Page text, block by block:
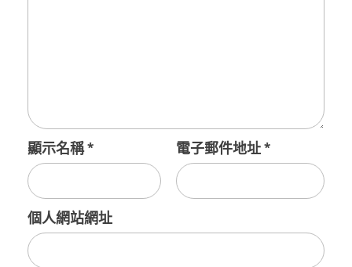
顯示名稱* 電子郵件地址*
個人網站網址